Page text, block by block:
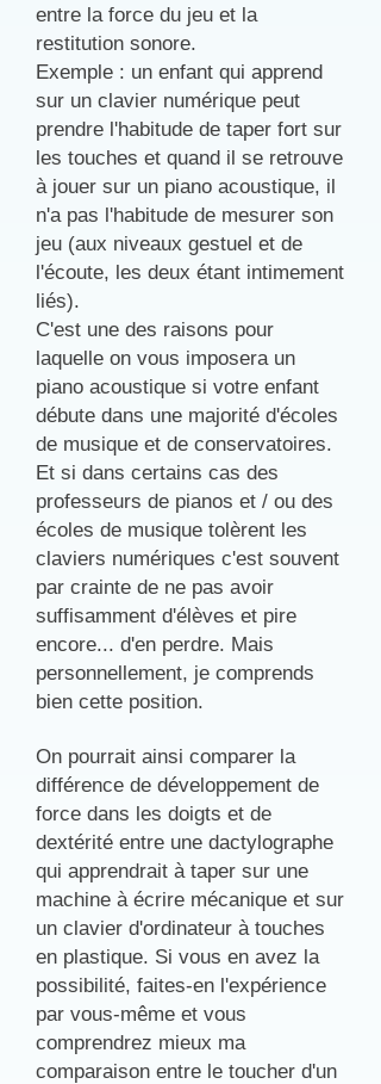
entre la force du jeu et la
restitution sonore.
Exemple : un enfant qui apprend
sur un clavier numérique peut
prendre l'habitude de taper fort sur
les touches et quand il se retrouve
à jouer sur un piano acoustique, il
n'a pas l'habitude de mesurer son
jeu (aux niveaux gestuel et de
l'écoute, les deux étant intimement
liés).
C'est une des raisons pour
laquelle on vous imposera un
piano acoustique si votre enfant
débute dans une majorité d'écoles
de musique et de conservatoires.
Et si dans certains cas des
professeurs de pianos et / ou des
écoles de musique tolèrent les
claviers numériques c'est souvent
par crainte de ne pas avoir
suffisamment d'élèves et pire
encore... d'en perdre. Mais
personnellement, je comprends
bien cette position.
On pourrait ainsi comparer la
différence de développement de
force dans les doigts et de
dextérité entre une dactylographe
qui apprendrait à taper sur une
machine à écrire mécanique et sur
un clavier d'ordinateur à touches
en plastique. Si vous en avez la
possibilité, faites-en l'expérience
par vous-même et vous
comprendrez mieux ma
comparaison entre le toucher d'un